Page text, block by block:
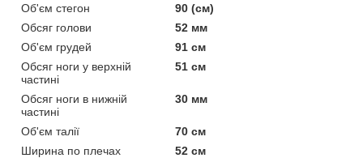
Об'єм стегон
90 (см)
Обсяг голови
52 мм
Об'єм грудей
91 см
Обсяг ноги у верхній
частині
51 см
Обсяг ноги в нижній
частині
30 мм
Об'єм талії
70 см
Ширина по плечах
52 см